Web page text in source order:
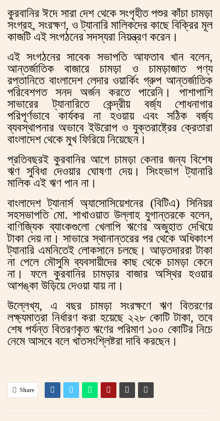
কুরবানির ঈদে সারা দেশ থেকে সংগৃহীত পশুর কাঁচা চামড়া
সংগ্রহ, সংরক্ষণ, ও ট্যানারি মালিকদের কাছে বিক্রির মূল
কাজটি এই সংগঠনের সদস্যরা নিয়ন্ত্রণ করেন।
এই সংগঠনের সাবেক সভাপতি আফতাব খান বলেন,
আন্তর্জাতিক বাজারে চামড়া ও চামড়াজাত পণ্য
রপ্তানিতে বাংলাদেশ লেদার ওয়ার্কিং গ্রুপ আন্তর্জাতিক
পরিবেশগত সনদ অর্জন করতে পারেনি। পাশাপাশি
সাভারের ট্যানারিতে কেন্দ্রীয় বর্জ্য শোধনাগার
পরিপূর্ণভাবে কার্যকর না হওয়ায় এবং সঠিক বর্জ্য
ব্যবস্থাপনার অভাবে ইউরোপ ও যুক্তরাষ্ট্রের ক্রেতারা
বাংলাদেশ থেকে মুখ ফিরিয়ে নিয়েছেন।
প্রতিবছরই কুরবানির আগে চামড়া কেনার জন্য বিশেষ
ঋণ সুবিধা দেওয়ার ঘোষণা দেয়। সিংহভাগ ট্যানারি
মালিক এই ঋণ পান না।
বাংলাদেশ ট্যানার্স অ্যাসোসিয়েশনের (বিটিএ) সিনিয়র
সহসভাপতি মো. শাখাওয়াত উল্লাহ যুগান্তরকে বলেন,
বাণিজ্যিক ব্যাংকগুলো খেলাপি ঋণের অজুহাত দেখিয়ে
টাকা দেয় না। সাভারে স্থানান্তরের পর থেকে অধিকাংশ
ট্যানারি এমনিতেই লোকসানে চলছে। আড়তদাররা টাকা
না পেলে মৌসুমি ব্যবসায়ীদের কাছ থেকে চামড়া কেনে
না। ফলে কুরবানির চামড়ার বাজার অস্থির হওয়ার
আশঙ্কা উড়িয়ে দেওয়া যায় না।
উল্লেখ্য, এ বছর চামড়া সংরক্ষণে ঋণ বিতরণের
লক্ষ্যমাত্রা নির্ধারণ করা হয়েছে ২২৮ কোটি টাকা, তবে
শেষ পর্যন্ত বিতরণকৃত ঋণের পরিমাণ ১০০ কোটির নিচে
নেমে আসবে বলে খাতসংশ্লিষ্টরা দাবি করছেন।
Share